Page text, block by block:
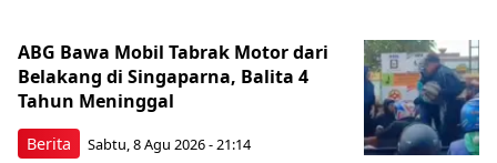
Berita
ABG Bawa Mobil Tabrak Motor dari
Belakang di Singaparna, Balita 4
Tahun Meninggal
Sabtu, 8 Agu 2026 - 21:14